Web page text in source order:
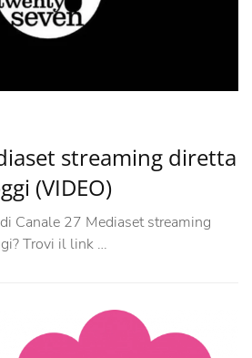
streaming diretta
(VIDEO)
Canale 27 Mediaset streaming
Trovi il link …